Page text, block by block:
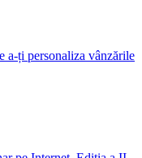
a-ți personaliza vânzările